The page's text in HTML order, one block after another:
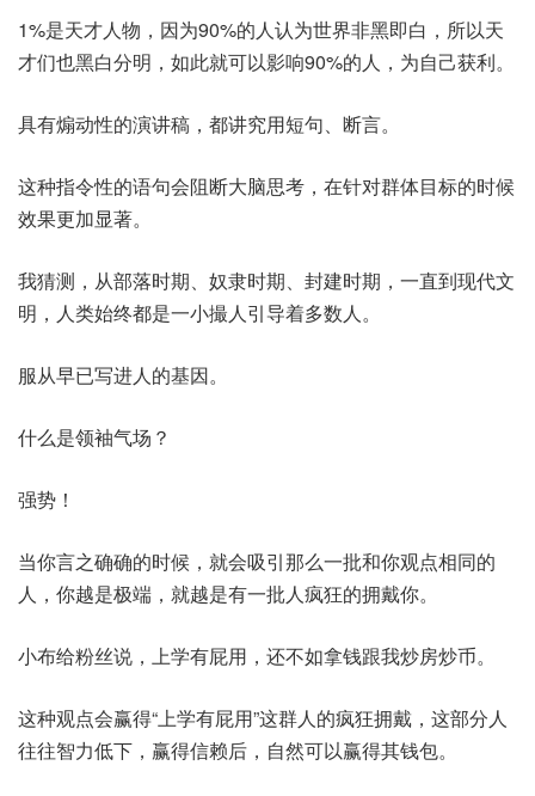
1%是天才人物，因为90%的人认为世界非黑即白，所以天
才们也黑白分明，如此就可以影响90%的人，为自己获利。
具有煽动性的演讲稿，都讲究用短句、断言。
这种指令性的语句会阻断大脑思考，在针对群体目标的时候
效果更加显著。
我猜测，从部落时期、奴隶时期、封建时期，一直到现代文
明，人类始终都是一小撮人引导着多数人。
服从早已写进人的基因。
什么是领袖气场？
强势！
当你言之确确的时候，就会吸引那么一批和你观点相同的
人，你越是极端，就越是有一批人疯狂的拥戴你。
小布给粉丝说，上学有屁用，还不如拿钱跟我炒房炒币。
这种观点会赢得“上学有屁用”这群人的疯狂拥戴，这部分人
往往智力低下，赢得信赖后，自然可以赢得其钱包。